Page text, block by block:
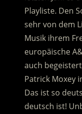
Playliste. Den
sehr von dem
Musik ihrem
europäische
auch
Patrick Moxey
Das ist so
deutsch ist!